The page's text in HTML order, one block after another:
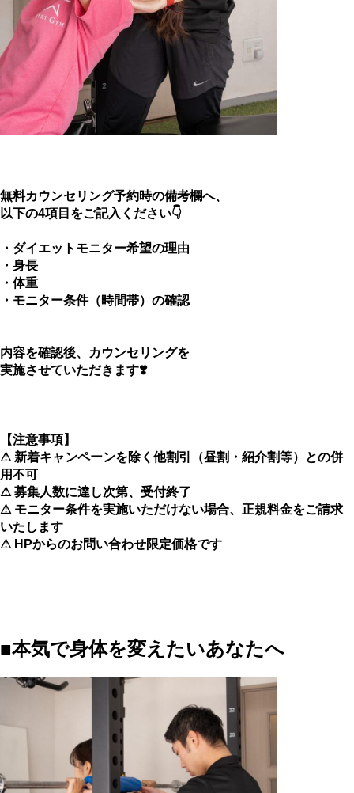
無料カウンセリング予約時の備考欄へ、
以下の4項目をご記入ください👇
・ダイエットモニター希望の理由
・身長
・体重
・ モニター条件（時間帯）の確認
内容を確認後、カウンセリングを
実施させていただきます❣️
【注意事項】
⚠ 新着キャンペーンを除く他割引（昼割・紹介割等）との併
用不可
⚠ 募集人数に達し次第、受付終了
⚠ モニター条件を実施いただけない場合、正規料金をご請求
いたします
⚠ HPからのお問い合わせ限定価格です
■本気で身体を変えたいあなたへ